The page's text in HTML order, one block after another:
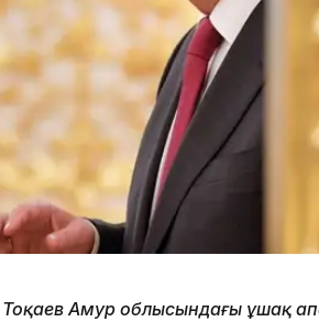
Амур облысындағы ұшақ